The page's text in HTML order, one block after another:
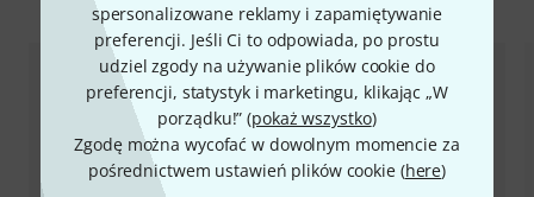
spersonalizowane reklamy i zapamiętywanie
preferencji. Jeśli Ci to odpowiada, po prostu
udziel zgody na używanie plików cookie do
preferencji, statystyk i marketingu, klikając „W
porządku!” (pokaż wszystko)
Zgodę można wycofać w dowolnym momencie za
pośrednictwem ustawień plików cookie (here)